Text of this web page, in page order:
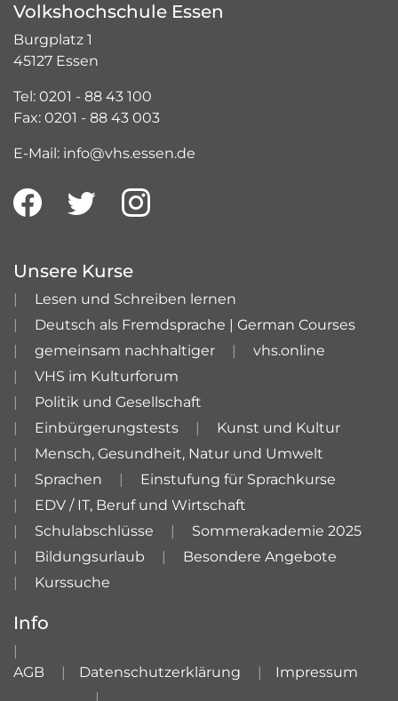
Volkshochschule Essen
Burgplatz 1
45127 Essen
Tel: 0201 - 88 43 100
Fax: 0201 - 88 43 003
E-Mail: info@vhs.essen.de
Unsere Kurse
Lesen und Schreiben lernen
Deutsch als Fremdsprache | German Courses
gemeinsam nachhaltiger
vhs.online
VHS im Kulturforum
Politik und Gesellschaft
Einbürgerungstests
Kunst und Kultur
Mensch, Gesundheit, Natur und Umwelt
Sprachen
Einstufung für Sprachkurse
EDV / IT, Beruf und Wirtschaft
Schulabschlüsse
Sommerakademie 2025
Bildungsurlaub
Besondere Angebote
Kurssuche
Info
AGB Datenschutzerklärung Impressum